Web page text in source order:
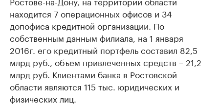
находится 7 операционных офисов и 34
допофиса кредитной организации. По
собственным данным филиала, на 1 января
2016г. его кредитный портфель составил 82,5
млрд руб., объем привлеченных средств – 21,2
млрд руб. Клиентами банка в Ростовской
области являются 115 тыс. юридических и
физических лиц.